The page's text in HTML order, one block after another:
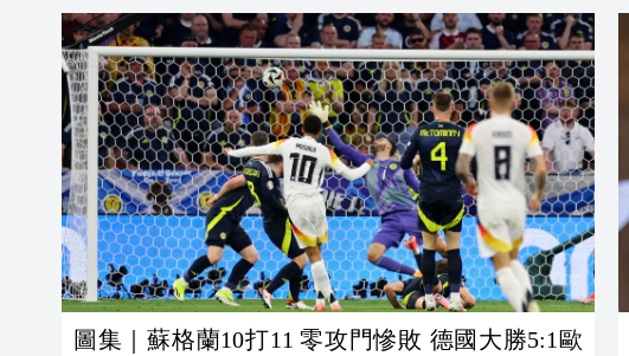
圖集｜蘇格蘭10打11 零攻門慘敗 德國大勝5:1歐